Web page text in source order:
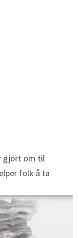
gjort om til
folk å ta